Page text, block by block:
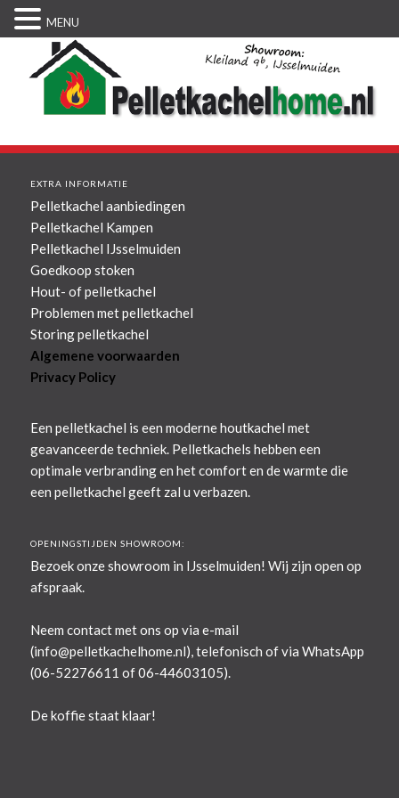
EXTRA INFORMATIE
Pelletkachel aanbiedingen
Pelletkachel Kampen
Pelletkachel IJsselmuiden
Goedkoop stoken
Hout- of pelletkachel
Problemen met pelletkachel
Storing pelletkachel
Algemene voorwaarden
Privacy Policy
Een pelletkachel is een moderne houtkachel met
geavanceerde techniek. Pelletkachels hebben een
optimale verbranding en het comfort en de warmte die
een pelletkachel geeft zal u verbazen.
OPENINGSTIJDEN SHOWROOM:
Bezoek onze showroom in IJsselmuiden! Wij zijn open op
afspraak.
Neem contact met ons op via e-mail
(info@pelletkachelhome.nl), telefonisch of via WhatsApp
(06-52276611 of 06-44603105).
De koffie staat klaar!
MENU